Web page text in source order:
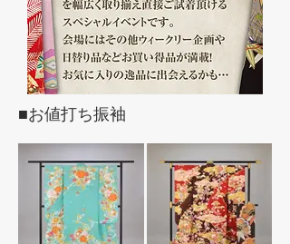
■お値打ち振袖